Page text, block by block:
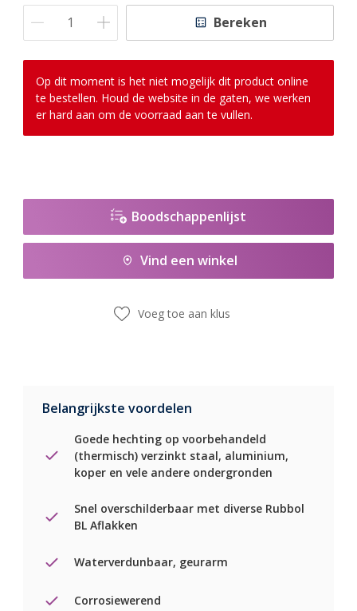
Bereken
Op dit moment is het niet mogelijk dit product online
te bestellen. Houd de website in de gaten, we werken
er hard aan om de voorraad aan te vullen.
Boodschappenlijst
Vind een winkel
Voeg toe aan klus
Belangrijkste voordelen
Goede hechting op voorbehandeld
(thermisch) verzinkt staal, aluminium,
koper en vele andere ondergronden
Snel overschilderbaar met diverse Rubbol
BL Aflakken
Waterverdunbaar, geurarm
Corrosiewerend